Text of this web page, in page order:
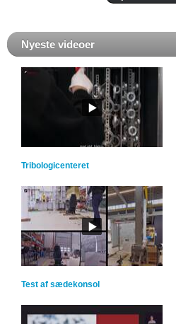
Nyeste videoer
Tribologicenteret
Test af sædekonsol